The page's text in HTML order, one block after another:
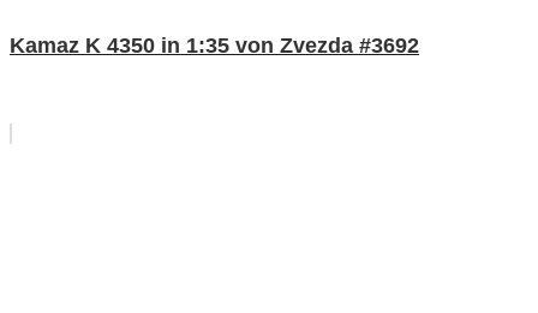
Kamaz K 4350 in 1:35 von Zvezda #3692